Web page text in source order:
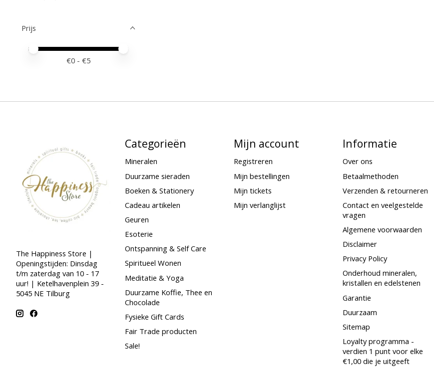
Prijs
Minimale prijswaarde
Price maximum value
€0 - €5
The Happiness Store |
Openingstijden: Dinsdag
t/m zaterdag van 10 - 17
uur! | Ketelhavenplein 39 -
5045 NE Tilburg
Categorieën
Mineralen
Duurzame sieraden
Boeken & Stationery
Cadeau artikelen
Geuren
Esoterie
Ontspanning & Self Care
Spiritueel Wonen
Meditatie & Yoga
Duurzame Koffie, Thee en
Chocolade
Fysieke Gift Cards
Fair Trade producten
Sale!
Mijn account
Registreren
Mijn bestellingen
Mijn tickets
Mijn verlanglijst
Informatie
Over ons
Betaalmethoden
Verzenden & retourneren
Contact en veelgestelde
vragen
Algemene voorwaarden
Disclaimer
Privacy Policy
Onderhoud mineralen,
kristallen en edelstenen
Garantie
Duurzaam
Sitemap
Loyalty programma -
verdien 1 punt voor elke
€1,00 die je uitgeeft